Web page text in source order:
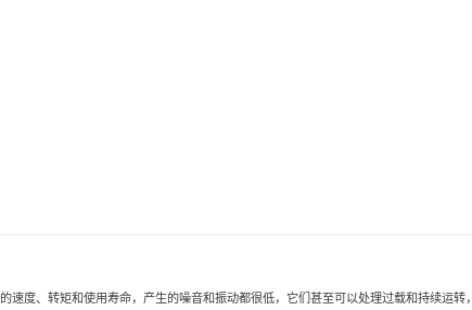
速度、转矩和使用寿命，产生的噪音和振动都很低，它们甚至可以处理过载和持续运转，